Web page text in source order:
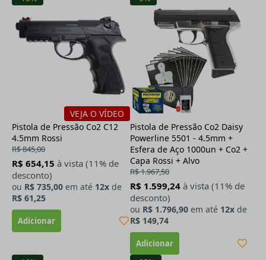
VEJA O VÍDEO
Pistola de Pressão Co2 C12
4.5mm Rossi
R$ 845,00
R$ 654,15 à vista (11% de
desconto)
ou R$ 735,00 em até 12x de
R$ 61,25
Pistola de Pressão Co2 Daisy
Powerline 5501 - 4.5mm +
Esfera de Aço 1000un + Co2 +
Capa Rossi + Alvo
R$ 1.967,50
R$ 1.599,24 à vista (11% de
desconto)
ou R$ 1.796,90 em até 12x de
R$ 149,74